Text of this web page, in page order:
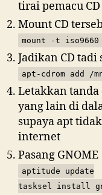
tirai pemacu CD
Mount CD
mount -t iso9660
Jadikan CD tadi
apt-cdrom add /
Letakkan tanda
yang lain di
supaya apt
internet
Pasang GNOME
aptitude update
tasksel install